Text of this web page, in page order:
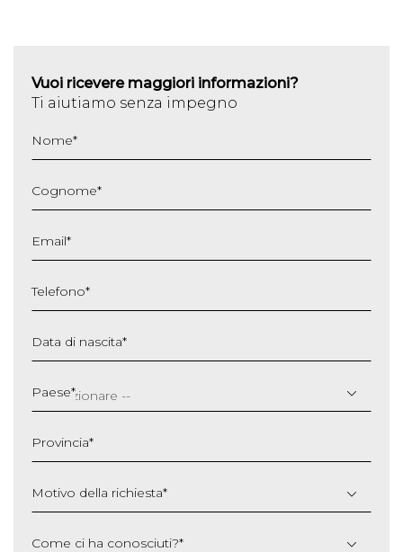
Vuoi ricevere maggiori informazioni?
Ti aiutiamo senza impegno
Nome*
Cognome*
Email*
Telefono*
Data di nascita*
slash
MM
AAAA
Paese*
Provincia*
Motivo della richiesta*
Come ci ha conosciuti?*